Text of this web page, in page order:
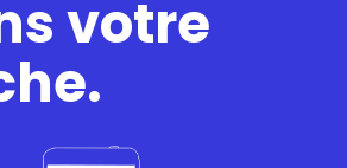
votre